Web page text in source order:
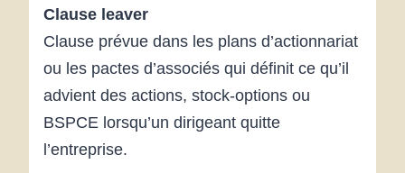
Clause leaver
Clause prévue dans les plans d’actionnariat
ou les pactes d’associés qui définit ce qu’il
advient des actions, stock-options ou
BSPCE lorsqu’un dirigeant quitte
l’entreprise.